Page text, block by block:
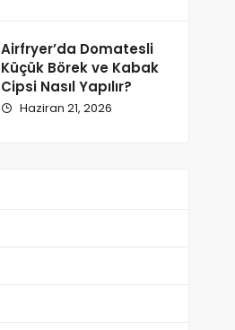
Doğurdu
Airfryer’da Domatesli
Küçük Börek ve Kabak
Cipsi Nasıl Yapılır?
Haziran 21, 2026